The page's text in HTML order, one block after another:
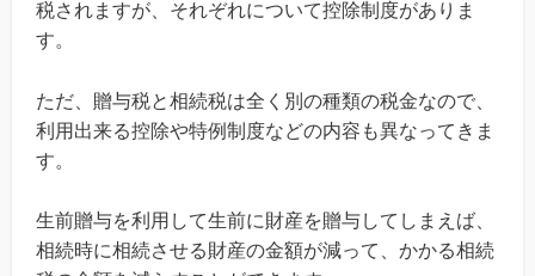
税されますが、それぞれについて控除制度がありま
す。
ただ、贈与税と相続税は全く別の種類の税金なので、
利用出来る控除や特例制度などの内容も異なってきま
す。
生前贈与を利用して生前に財産を贈与してしまえば、
相続時に相続させる財産の金額が減って、かかる相続